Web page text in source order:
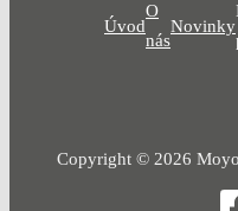
Úvod
O
nás
Novinky
Copyright © 2026